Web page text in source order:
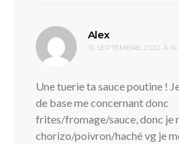
Alexdit :
15 SEPTEMBRE 2022 À
Une tuerie ta sauce poutine !
de base me concernant donc
frites/fromage/sauce, donc je
chorizo/poivron/haché vg je